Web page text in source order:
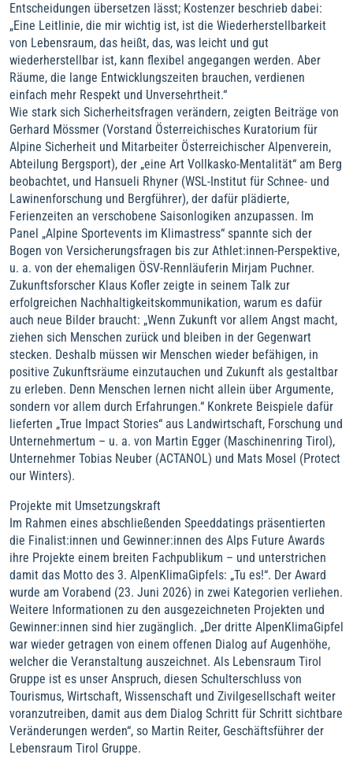
Entscheidungen übersetzen lässt; Kostenzer beschrieb dabei:
„Eine Leitlinie, die mir wichtig ist, ist die Wiederherstellbarkeit
von Lebensraum, das heißt, das, was leicht und gut
wiederherstellbar ist, kann flexibel angegangen werden. Aber
Räume, die lange Entwicklungszeiten brauchen, verdienen
einfach mehr Respekt und Unversehrtheit.“
Wie stark sich Sicherheitsfragen verändern, zeigten Beiträge von
Gerhard Mössmer (Vorstand Österreichisches Kuratorium für
Alpine Sicherheit und Mitarbeiter Österreichischer Alpenverein,
Abteilung Bergsport), der „eine Art Vollkasko-Mentalität“ am Berg
beobachtet, und Hansueli Rhyner (WSL-Institut für Schnee- und
Lawinenforschung und Bergführer), der dafür plädierte,
Ferienzeiten an verschobene Saisonlogiken anzupassen. Im
Panel „Alpine Sportevents im Klimastress“ spannte sich der
Bogen von Versicherungsfragen bis zur Athlet:innen-Perspektive,
u. a. von der ehemaligen ÖSV-Rennläuferin Mirjam Puchner.
Zukunftsforscher Klaus Kofler zeigte in seinem Talk zur
erfolgreichen Nachhaltigkeitskommunikation, warum es dafür
auch neue Bilder braucht: „Wenn Zukunft vor allem Angst macht,
ziehen sich Menschen zurück und bleiben in der Gegenwart
stecken. Deshalb müssen wir Menschen wieder befähigen, in
positive Zukunftsräume einzutauchen und Zukunft als gestaltbar
zu erleben. Denn Menschen lernen nicht allein über Argumente,
sondern vor allem durch Erfahrungen.“ Konkrete Beispiele dafür
lieferten „True Impact Stories“ aus Landwirtschaft, Forschung und
Unternehmertum – u. a. von Martin Egger (Maschinenring Tirol),
Unternehmer Tobias Neuber (ACTANOL) und Mats Mosel (Protect
our Winters).
Projekte mit Umsetzungskraft
Im Rahmen eines abschließenden Speeddatings präsentierten
die Finalist:innen und Gewinner:innen des Alps Future Awards
ihre Projekte einem breiten Fachpublikum – und unterstrichen
damit das Motto des 3. AlpenKlimaGipfels: „Tu es!“. Der Award
wurde am Vorabend (23. Juni 2026) in zwei Kategorien verliehen.
Weitere Informationen zu den ausgezeichneten Projekten und
Gewinner:innen sind hier zugänglich. „Der dritte AlpenKlimaGipfel
war wieder getragen von einem offenen Dialog auf Augenhöhe,
welcher die Veranstaltung auszeichnet. Als Lebensraum Tirol
Gruppe ist es unser Anspruch, diesen Schulterschluss von
Tourismus, Wirtschaft, Wissenschaft und Zivilgesellschaft weiter
voranzutreiben, damit aus dem Dialog Schritt für Schritt sichtbare
Veränderungen werden“, so Martin Reiter, Geschäftsführer der
Lebensraum Tirol Gruppe.